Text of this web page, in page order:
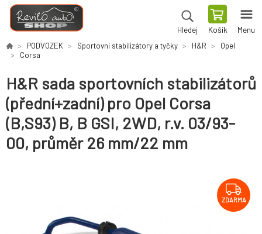
Hledej Košík Menu
PODVOZEK Sportovní stabilizátory a tyčky H&R
Opel
Corsa
H&R sada sportovních stabilizátorů
(přední+zadní) pro Opel Corsa
(B,S93) B, B GSI, 2WD, r.v. 03/93-
00, průměr 26 mm/22 mm
ZDARMA